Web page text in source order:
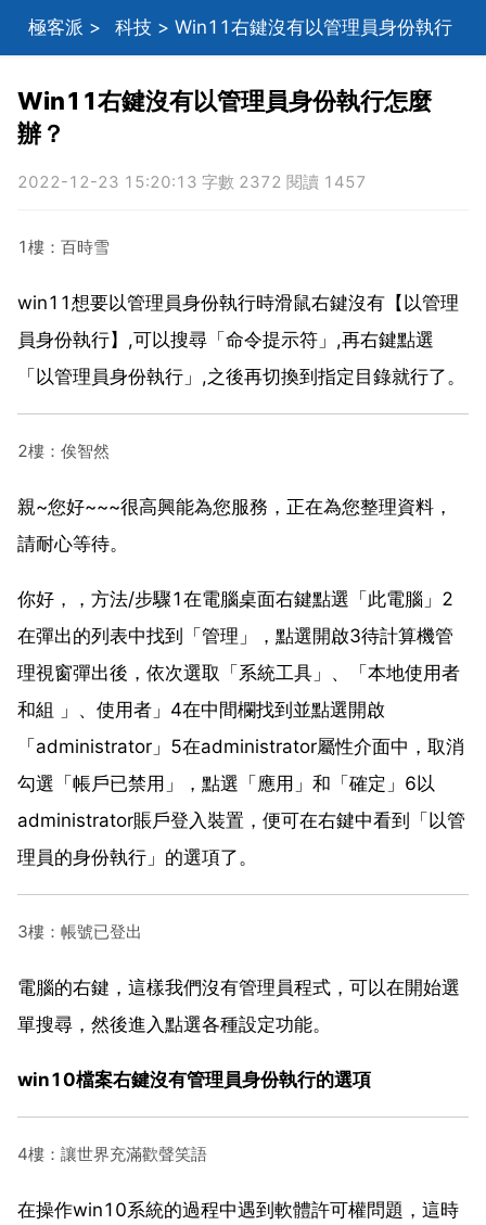
極客派 > 科技 > Win11右鍵沒有以管理員身份執行
Win11右鍵沒有以管理員身份執行怎麼
辦？
2022-12-23 15:20:13 字數 2372 閱讀 1457
1樓：百時雪
win11想要以管理員身份執行時滑鼠右鍵沒有【以管理
員身份執行】,可以搜尋「命令提示符」,再右鍵點選
「以管理員身份執行」,之後再切換到指定目錄就行了。
2樓：俟智然
親~您好~~~很高興能為您服務，正在為您整理資料，
請耐心等待。
你好，，方法/步驟1在電腦桌面右鍵點選「此電腦」2
在彈出的列表中找到「管理」，點選開啟3待計算機管
理視窗彈出後，依次選取「系統工具」、「本地使用者
和組 」、使用者」4在中間欄找到並點選開啟
「administrator」5在administrator屬性介面中，取消
勾選「帳戶已禁用」，點選「應用」和「確定」6以
administrator賬戶登入裝置，便可在右鍵中看到「以管
理員的身份執行」的選項了。
3樓：帳號已登出
電腦的右鍵，這樣我們沒有管理員程式，可以在開始選
單搜尋，然後進入點選各種設定功能。
win10檔案右鍵沒有管理員身份執行的選項
4樓：讓世界充滿歡聲笑語
在操作win10系統的過程中遇到軟體許可權問題，這時